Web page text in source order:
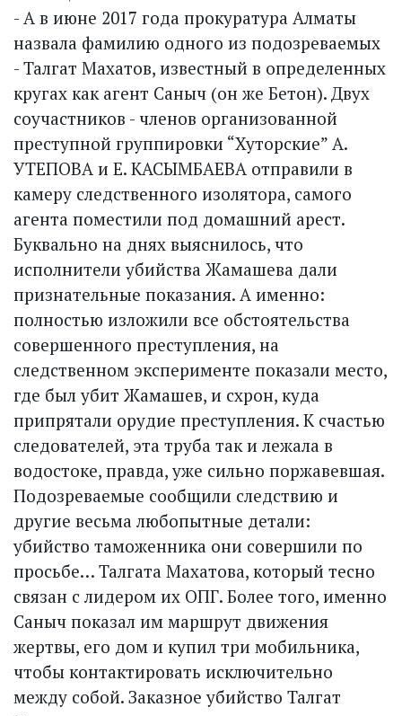
- А в июне 2017 года прокуратура Алматы
назвала фамилию одного из подозреваемых
- Талгат Махатов, известный в определенных
кругах как агент Саныч (он же Бетон). Двух
соучастников - членов организованной
преступной группировки “Хуторские” А.
УТЕПОВА и Е. КАСЫМБАЕВА отправили в
камеру следственного изолятора, самого
агента поместили под домашний арест.
Буквально на днях выяснилось, что
исполнители убийства Жамашева дали
признательные показания. А именно:
полностью изложили все обстоятельства
совершенного преступления, на
следственном эксперименте показали место,
где был убит Жамашев, и схрон, куда
припрятали орудие преступления. К счастью
следователей, эта труба так и лежала в
водостоке, правда, уже сильно поржавевшая.
Подозреваемые сообщили следствию и
другие весьма любопытные детали:
убийство таможенника они совершили по
просьбе… Талгата Махатова, который тесно
связан с лидером их ОПГ. Более того, именно
Саныч показал им маршрут движения
жертвы, его дом и купил три мобильника,
чтобы контактировать исключительно
между собой. Заказное убийство Талгат